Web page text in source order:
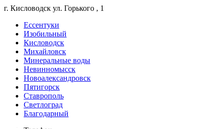
г. Кисловодск ул. Горького , 1
Ессентуки
Изобильный
Кисловодск
Михайловск
Минеральные воды
Невинномысск
Новоалександровск
Пятигорск
Ставрополь
Светлоград
Благодарный